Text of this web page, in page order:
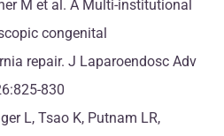
M et al. A Multi-institutional
congenital
repair. J Laparoendosc Adv
830
L, Tsao K, Putnam LR,